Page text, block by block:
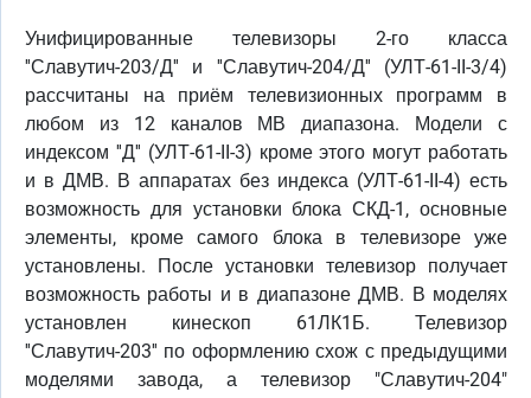
Унифицированные телевизоры 2-го класса
''Славутич-203/Д'' и ''Славутич-204/Д'' (УЛТ-61-II-3/4)
рассчитаны на приём телевизионных программ в
любом из 12 каналов МВ диапазона. Модели с
индексом ''Д'' (УЛТ-61-II-3) кроме этого могут работать
и в ДМВ. В аппаратах без индекса (УЛТ-61-II-4) есть
возможность для установки блока СКД-1, основные
элементы, кроме самого блока в телевизоре уже
установлены. После установки телевизор получает
возможность работы и в диапазоне ДМВ. В моделях
установлен кинескоп 61ЛК1Б. Телевизор
''Славутич-203'' по оформлению схож с предыдущими
моделями завода, а телевизор "Славутич-204"